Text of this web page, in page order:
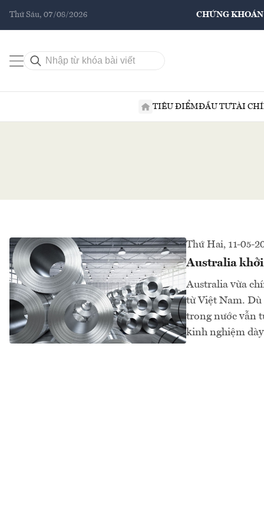
Thứ Sáu, 07/08/2026 CHỨNG KHOÁN
TIÊU ĐIỂMĐẦU TƯTÀI
Thứ Hai, 11-05-
Australia khởi
Australia vừa
từ Việt Nam. Dù
trong nước vẫn
kinh nghiệm